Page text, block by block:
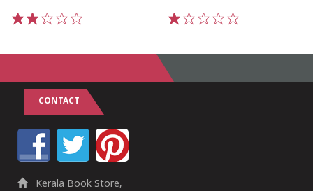
CONTACT
Kerala Book Store,